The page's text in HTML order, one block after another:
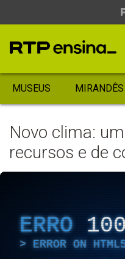
MUSEUS MIRANDÊS
Novo clima:
recursos e de
ERRO
ERROR ON